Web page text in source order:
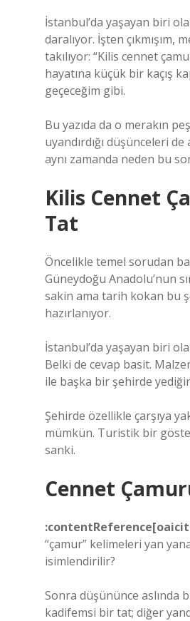
İstanbul’da yaşayan biri
daralıyor. İşten
takılıyor: “Kilis cennet
hayatına küçük bir kaçış
geçeceğim gibi.
Bu yazıda da o merakın
uyandırdığı düşünceleri
aynı zamanda neden bu
Kilis Cennet
Tat
Öncelikle temel sorudan
Güneydoğu Anadolu’nun
sakin ama tarih kokan bu
hazırlanıyor.
İstanbul’da yaşayan biri
Belki de cevap basit.
ile başka bir şehirde
Şehirde özellikle çarşıya
mümkün. Turistik bir
sanki.
Cennet
“çamur” kelimeleri yan
isimlendirilir?
Sonra düşününce aslında
kadifemsi bir tat; diğer